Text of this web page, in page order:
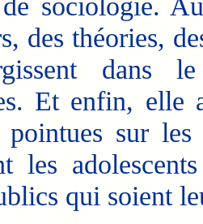
des théories,
dans
Et enfin, elle
pointues sur
les
qui soient